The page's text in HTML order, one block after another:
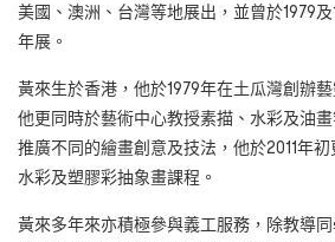
美國、澳洲、台灣等地展出，並曾於1979
年展。
黃來生於香港，他於1979年在土瓜灣創辦
他更同時於藝術中心教授素描、水彩及油
推廣不同的繪畫創意及技法，他於2011年
水彩及塑膠彩抽象畫課程。
黃來多年來亦積極參與義工服務，除教導